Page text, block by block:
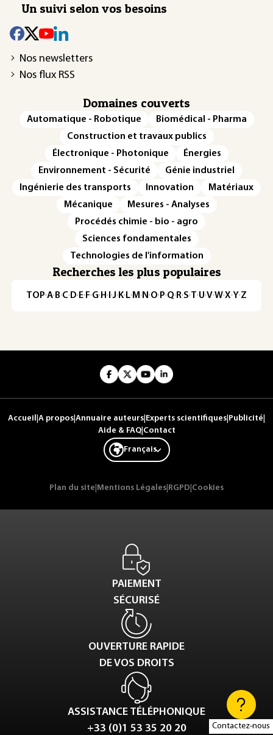
Contactez-nous
Un suivi selon vos besoins
Nos newsletters
Nos flux RSS
Domaines couverts
Automatique - Robotique
Biomédical - Pharma
Construction et travaux publics
Électronique - Photonique
Énergies
Environnement - Sécurité
Génie industriel
Ingénierie des transports
Innovation
Matériaux
Mécanique
Mesures - Analyses
Procédés chimie - bio - agro
Sciences fondamentales
Technologies de l'information
Recherches les plus populaires
TOP·A·B·C· D· E· F·G· H · ·J· K· L· M · N ·O· P·Q· R·S·T·U·V·W·X·Y·Z
Accueil A propos Annuaire auteurs Experts scientifiques Publicité
Aide & FAQ| Contact
Français
Plan du site Mentions Légales RGPD Cookies
PAIEMENT
SÉCURISÉ
OUVERTURE RAPIDE
DE VOS DROITS
ASSISTANCE TÉLÉPHONIQUE
+33 (0)1 53 35 20 20